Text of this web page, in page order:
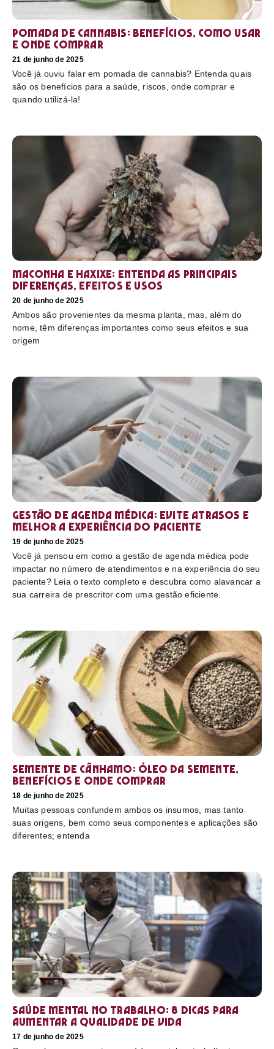
Pomada de cannabis: Benefícios, como usar
e onde comprar
21 de junho de 2025
Você já ouviu falar em pomada de cannabis? Entenda quais
são os benefícios para a saúde, riscos, onde comprar e
quando utilizá-la!
Maconha e haxixe: entenda as principais
diferenças, efeitos e usos
20 de junho de 2025
Ambos são provenientes da mesma planta, mas, além do
nome, têm diferenças importantes como seus efeitos e sua
origem
Gestão de agenda médica: Evite atrasos e
melhor a experiência do paciente
19 de junho de 2025
Você já pensou em como a gestão de agenda médica pode
impactar no número de atendimentos e na experiência do seu
paciente? Leia o texto completo e descubra como alavancar a
sua carreira de prescritor com uma gestão eficiente.
Semente de cânhamo: óleo da semente,
benefícios e onde comprar
18 de junho de 2025
Muitas pessoas confundem ambos os insumos, mas tanto
suas origens, bem como seus componentes e aplicações são
diferentes; entenda
Saúde mental no trabalho: 8 dicas para
aumentar a qualidade de vida
17 de junho de 2025